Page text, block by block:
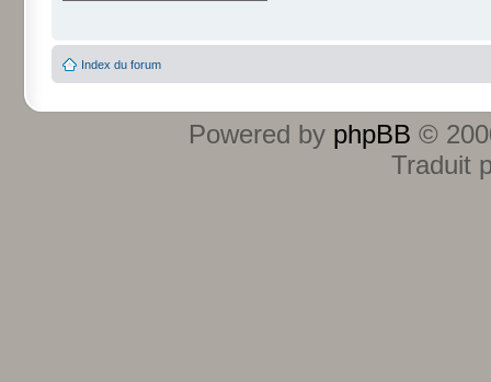
Index du forum
Powered by phpBB ©
Traduit